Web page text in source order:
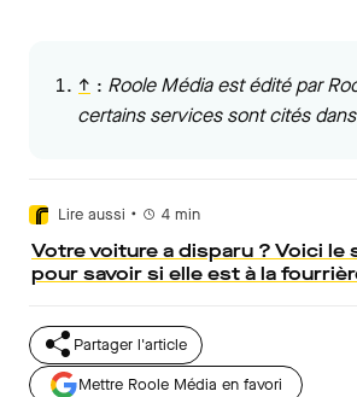
↑ : Roole Média est édité par
certains services sont cités
Lire aussi • 4 min
Votre voiture a disparu ? Voici le
pour savoir si elle est à la
Partager l'article
Mettre Roole Média en favori